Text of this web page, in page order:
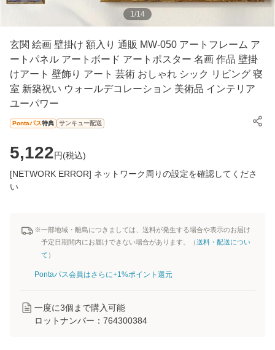
1/14
玄関 絵画 壁掛け 額入り 通販 MW-050 アートフレーム ア
ートパネル アートボード アートポスター 名画 作品 壁掛
けアート 壁飾り アート 芸術 おしゃれ シック リビング 寝
室 新築祝い ウォールデコレーション 美術品 インテリア
ユーパワー
Pontaパス特典 サンキュー配送
5,122円(税込)
[NETWORK ERROR] ネットワーク周りの設定を確認してくださ
い
※一部地域・離島につきましては、送料が発生する場合や表示のお届け
予定日期間内にお届けできない場合があります。（送料・配送につい
て ）
Pontaパス会員はさらに+1%ポイント還元
一度に3個まで購入可能
ロットナンバー： 764300384